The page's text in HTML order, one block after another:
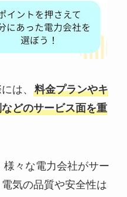
は、 料金プランやキ
どのサービス面を重
々な電力会社がサー
気の品質や安全性は